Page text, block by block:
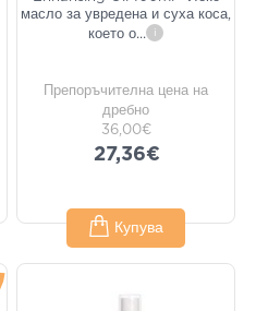
масло за увредена и суха коса,
което о... i
Препоръчителна цена на
дребно
36,00€
27,36€
Купува